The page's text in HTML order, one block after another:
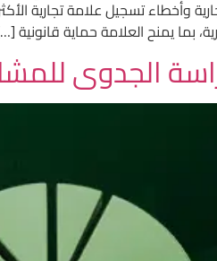
وأخطاء تسجيل علامة تجارية
بما يمنح العلامة حماية قانونية
الجدوى